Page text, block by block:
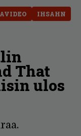
IHSAHN
That
ulos